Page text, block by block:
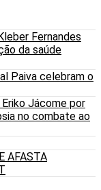
Fernandes
da saúde
Paiva celebram o
Jácome por
no combate ao
AFASTA